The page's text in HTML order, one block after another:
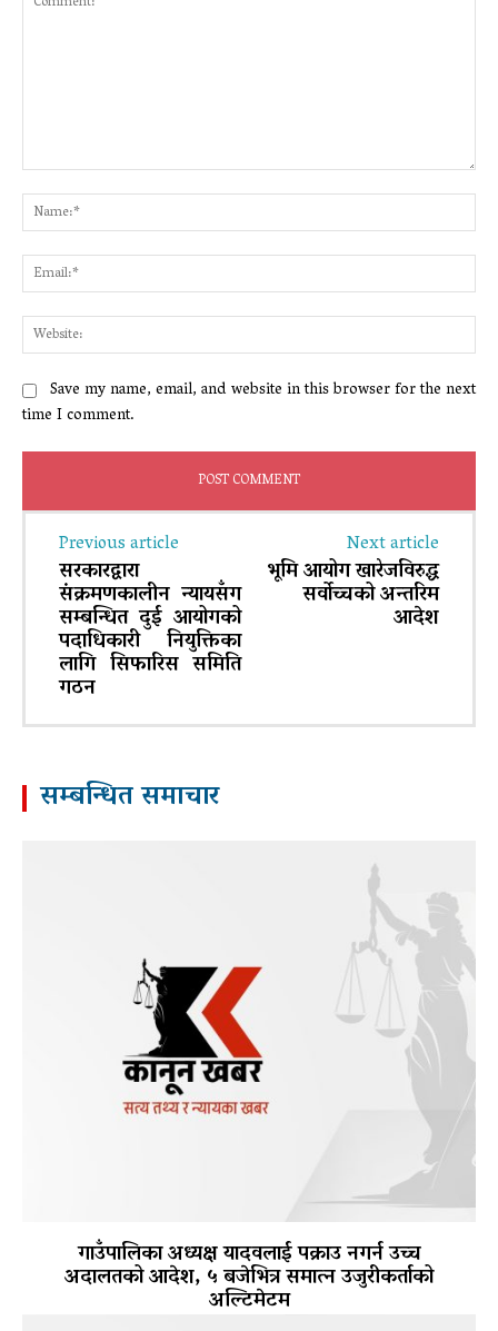
Save my name, email, and website in this browser for the next
time I comment.
Previous article
सरकारद्वारा
संक्रमणकालीन न्यायसँग
सम्बन्धित दुई आयोगको
पदाधिकारी नियुक्तिका
लागि सिफारिस समिति
गठन
Next article
भूमि आयोग खारेजविरुद्ध
सर्वोच्चको अन्तरिम
आदेश
सम्बन्धित समाचार
गाउँपालिका अध्यक्ष यादवलाई पक्राउ नगर्न उच्च
अदालतको आदेश, ५ बजेभित्र समात्न उजुरीकर्ताको
अल्टिमेटम